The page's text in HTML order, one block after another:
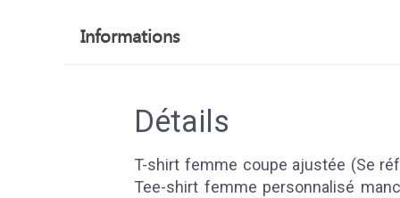
Informations
Détails
T-shirt femme coupe ajustée (Se
Tee-shirt femme personnalisé